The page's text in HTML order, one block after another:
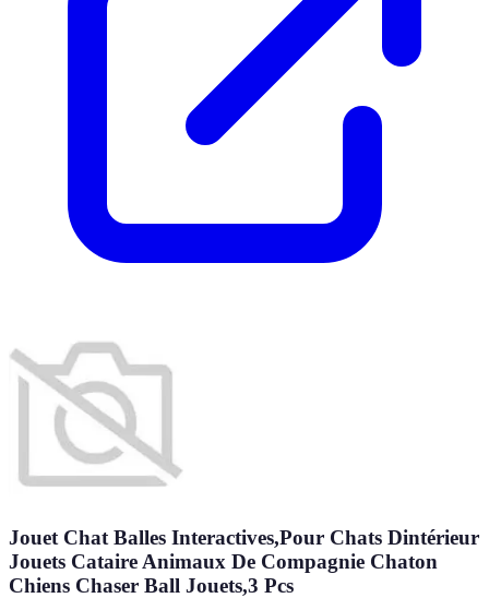
Jouet Chat Balles Interactives,Pour Chats Dintérieur
Jouets Cataire Animaux De Compagnie Chaton
Chiens Chaser Ball Jouets,3 Pcs